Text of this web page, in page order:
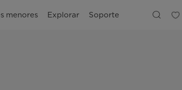
menores Explorar Soporte